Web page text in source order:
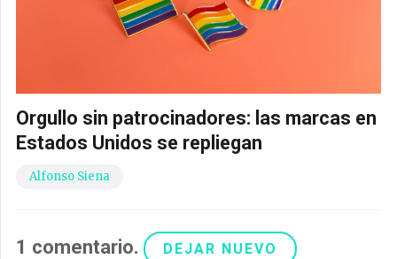
Orgullo sin patrocinadores: las marcas en
Estados Unidos se repliegan
Alfonso Siena
1 comentario. DEJAR NUEVO